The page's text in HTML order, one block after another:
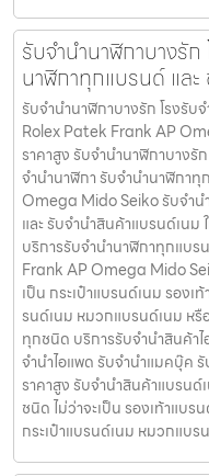
รับจำนำนาฬิกาบางรัก
นาฬิกาทุกแบรนด์ แล
รับจำนำนาฬิกาบางรัก โรงรั
Rolex Patek Frank AP
ราคาสูง รับจำนำนาฬิกาบางรั
จำนำนาฬิกา รับจำนำนาฬิกา
Omega Mido Seiko รับจำน
และ รับจำนำสินค้าแบรนด์เนม
บริการรับจำนำนาฬิกาทุกแบร
Frank AP Omega Mido
เป็น กระเป๋าแบรนด์เนม รอง
รนด์เนม หมวกแบรนด์เนม ห
ทุกชนิด บริการรับจำนำสินค้าไ
จำนำไอแพด รับจำนำแมคบุ๊ค
ราคาสูง รับจำนำสินค้าแบรน
ชนิด ไม่ว่าจะเป็น รองเท้าแบ
กระเป๋าแบรนด์เนม หมวกแบ